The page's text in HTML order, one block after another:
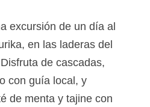
excursión de un día al
en las laderas del
de cascadas,
con guía local, y
de menta y tajine con